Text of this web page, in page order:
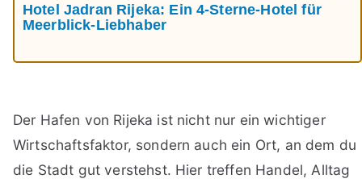
Hotel Jadran Rijeka: Ein 4-Sterne-Hotel für
Meerblick-Liebhaber
Der Hafen von Rijeka ist nicht nur ein wichtiger
Wirtschaftsfaktor, sondern auch ein Ort, an dem du
die Stadt gut verstehst. Hier treffen Handel, Alltag